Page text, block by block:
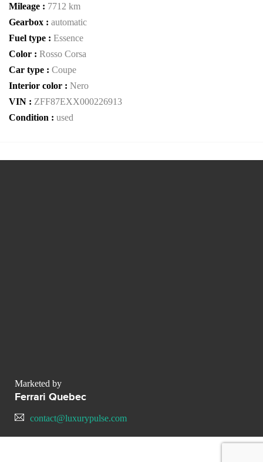
Mileage : 7712 km
Gearbox : automatic
Fuel type : Essence
Color : Rosso Corsa
Car type : Coupe
Interior color : Nero
VIN : ZFF87EXX000226913
Condition : used
Marketed by
Ferrari Quebec
contact@luxurypulse.com